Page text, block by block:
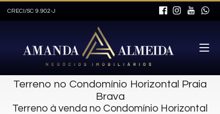
CRECI/SC 9.902-J
Terreno no Condomínio Horizontal Praia
Brava
Terreno à venda no Condomínio Horizontal